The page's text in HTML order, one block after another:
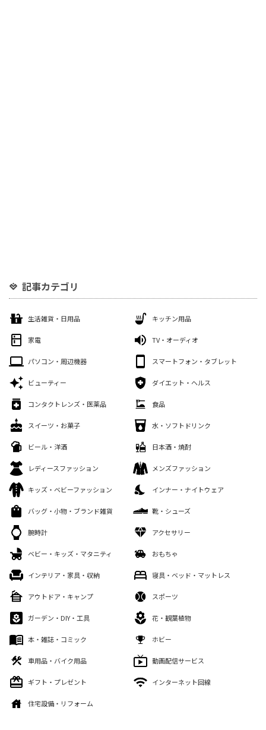
記事カテゴリ
生活雑貨・日用品 キッチン用品
家電 TV・オーディオ
パソコン・周辺機器 スマートフォン・タブレット
ビューティー ダイエット・ヘルス
コンタクトレンズ・医薬品 食品
スイーツ・お菓子 水・ソフトドリンク
ビール・洋酒 日本酒・焼酎
レディースファッション メンズファッション
キッズ・ベビーファッション インナー・ナイトウェア
バッグ・小物・ブランド雑貨 靴・シューズ
腕時計 アクセサリー
ベビー・キッズ・マタニティ おもちゃ
インテリア・家具・収納 寝具・ベッド・マットレス
アウトドア・キャンプ スポーツ
ガーデン・DIY・工具 花・観葉植物
本・雑誌・コミック ホビー
車用品・バイク用品 動画配信サービス
ギフト・プレゼント インターネット回線
住宅設備・リフォーム